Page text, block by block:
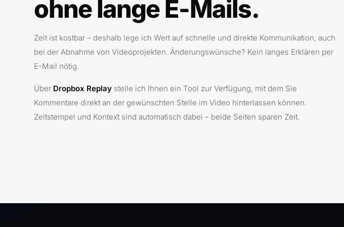
ohne lange E-Mails.
Zeit ist kostbar – deshalb lege ich Wert auf schnelle und direkte Kommunikation, auch
bei der Abnahme von Videoprojekten. Änderungswünsche? Kein langes Erklären per
E-Mail nötig.
Über Dropbox Replay stelle ich Ihnen ein Tool zur Verfügung, mit dem Sie
Kommentare direkt an der gewünschten Stelle im Video hinterlassen können.
Zeitstempel und Kontext sind automatisch dabei – beide Seiten sparen Zeit.